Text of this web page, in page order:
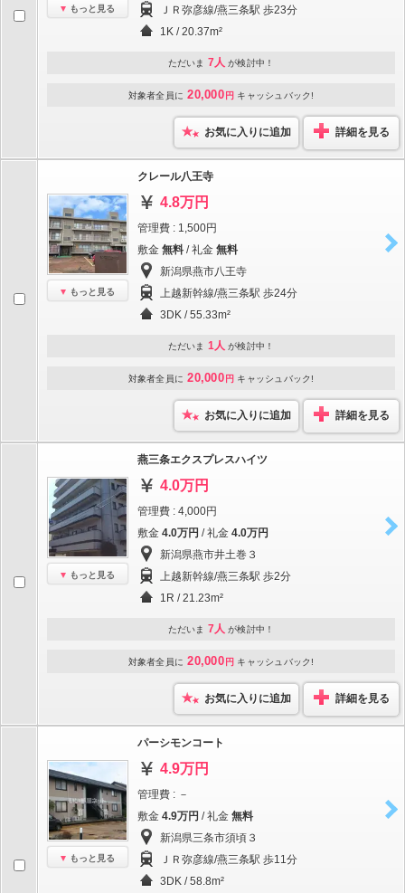
もっと見る
ＪＲ弥彦線/燕三条駅 歩23分
1K / 20.37m²
ただいま 7人 が検討中！
対象者全員に 20,000 円 キャッシュバック!
お気に入りに追加 詳細を見る
もっと見る
クレール八王寺
4.8万円
管理費 : 1,500円
敷金 無料 / 礼金 無料
新潟県燕市八王寺
上越新幹線/燕三条駅 歩24分
3DK / 55.33m²
ただいま 1人 が検討中！
対象者全員に 20,000 円 キャッシュバック!
お気に入りに追加 詳細を見る
もっと見る
燕三条エクスプレスハイツ
4.0万円
管理費 : 4,000円
敷金 4.0万円 / 礼金 4.0万円
新潟県燕市井土巻３
上越新幹線/燕三条駅 歩2分
1R / 21.23m²
ただいま 7人 が検討中！
対象者全員に 20,000 円 キャッシュバック!
お気に入りに追加 詳細を見る
もっと見る
パーシモンコート
4.9万円
管理費 : －
敷金 4.9万円 / 礼金 無料
新潟県三条市須頃３
ＪＲ弥彦線/燕三条駅 歩11分
3DK / 58.8m²